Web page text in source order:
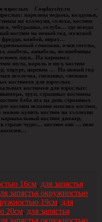
для взрослых Cosplaycity.ru –
королева ведьма, колдунья,
на хэллоуин, солоха, костюм
чебурашка, голубь… где всегда
костюм на новый год, мужской
фредди, ковбой, пират…
стимпанк, очки гогглы,
анабель, аннабель, волшебницы
паук.. На карнавал
шута, король и шут, костюм
хирург, царевна … На новый год
иголочка, снежинка, снежная
костюмов для взрослых
костюмов для взрослых:
труп, страшные костюмы
баба яга на день страшных
костюм испания мексика костюм,
можно купить костюм на хэллоуин
костюм джокер,
стране чудес… костюм оно … пояс
косплея…
16см, для запястья
запястья окружностью
19см, для
20см, для запястья